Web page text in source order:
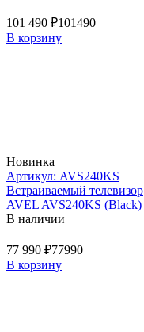
101 490 ₽101490
В корзину
Новинка
Артикул: AVS240KS
Встраиваемый телевизор
AVEL AVS240KS (Black)
В наличии
77 990 ₽77990
В корзину